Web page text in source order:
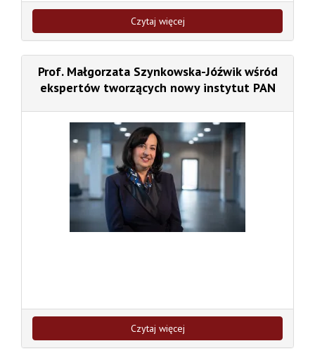
Czytaj więcej
Prof. Małgorzata Szynkowska-Jóźwik wśród
ekspertów tworzących nowy instytut PAN
Czytaj więcej